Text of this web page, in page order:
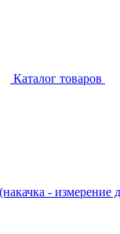
Каталог товаров
- измерение